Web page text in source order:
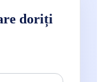
doriți